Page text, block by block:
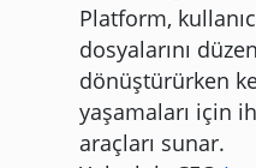
Platform,
dosyalarını
dönüştürürken
yaşamaları için
araçları sunar.